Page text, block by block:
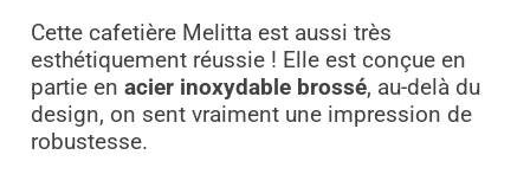
Cette cafetière Melitta est aussi très
esthétiquement réussie ! Elle est conçue en
partie en acier inoxydable brossé, au-delà du
design, on sent vraiment une impression de
robustesse.